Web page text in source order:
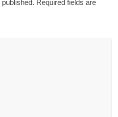
Required fields are